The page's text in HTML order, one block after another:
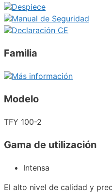
Despiece
Manual de Seguridad
Declaración CE
Familia
Más información
Modelo
TFY 100-2
Gama de utilización
Intensa
El alto nivel de calidad y